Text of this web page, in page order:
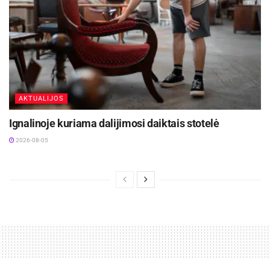
kitais ir susitarimo, kad visi mes turime bendrą
tikslą – kad vaikams mokykloje mokytis būtų
įdomu ir prasminga. Tad norėčiau visus
paskatinti ieškoti susitelkimo ir turiningo
bendradarbiavimo“, – linki A. Kniška.
AKTUALIJOS
Ignalinoje kuriama dalijimosi daiktais stotelė
2026-08-05